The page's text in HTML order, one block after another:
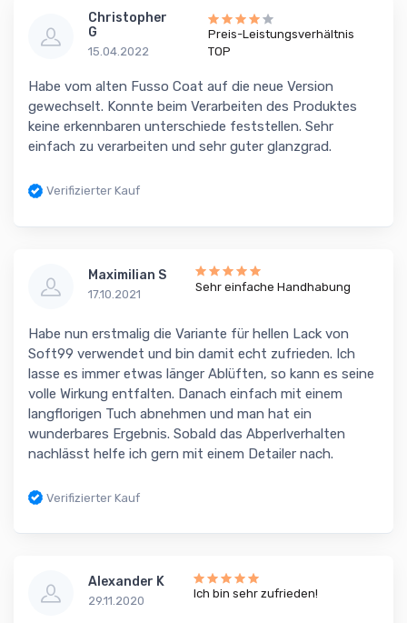
Christopher
G
15.04.2022
Preis-Leistungsverhältnis
TOP
Habe vom alten Fusso Coat auf die neue Version
gewechselt. Konnte beim Verarbeiten des Produktes
keine erkennbaren unterschiede feststellen. Sehr
einfach zu verarbeiten und sehr guter glanzgrad.
Verifizierter Kauf
Maximilian S
17.10.2021
Sehr einfache Handhabung
Habe nun erstmalig die Variante für hellen Lack von
Soft99 verwendet und bin damit echt zufrieden. Ich
lasse es immer etwas länger Ablüften, so kann es seine
volle Wirkung entfalten. Danach einfach mit einem
langflorigen Tuch abnehmen und man hat ein
wunderbares Ergebnis. Sobald das Abperlverhalten
nachlässt helfe ich gern mit einem Detailer nach.
Verifizierter Kauf
Alexander K
29.11.2020
Ich bin sehr zufrieden!